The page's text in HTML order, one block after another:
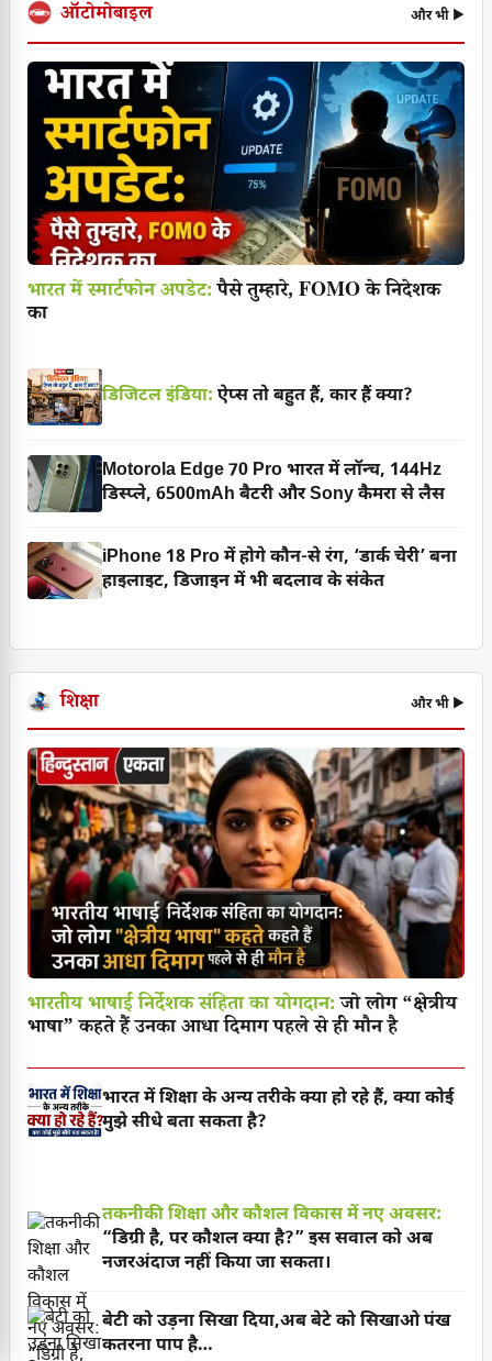
ऑटोमोबाइल और भी ▶
भारत में स्मार्टफोन अपडेट:पैसे तुम्हारे, FOMO के निदेशक
का
डिजिटल इंडिया: ऐप्स तो बहुत हैं, कार हैं क्या?
Motorola Edge 70 Pro भारत में लॉन्च, 144Hz
डिस्प्ले, 6500mAh बैटरी और Sony कैमरा से लैस
iPhone 18 Pro में होगे कौन-से रंग, ‘डार्क चेरी’ बना
हाइलाइट, डिजाइन में भी बदलाव के संकेत
शिक्षा और भी ▶
भारतीय भाषाई निर्देशक संहिता का योगदान:जो लोग “क्षेत्रीय
भाषा” कहते हैं उनका आधा दिमाग पहले से ही मौन है
भारत में शिक्षा के अन्य तरीके क्या हो रहे हैं, क्या कोई
मुझे सीधे बता सकता है?
तकनीकी शिक्षा और कौशल विकास में नए अवसर:
“डिग्री है, पर कौशल क्या है?” इस सवाल को अब
नजरअंदाज नहीं किया जा सकता।
बेटी को उड़ना सिखा दिया,अब बेटे को सिखाओ पंख
कतरना पाप है…